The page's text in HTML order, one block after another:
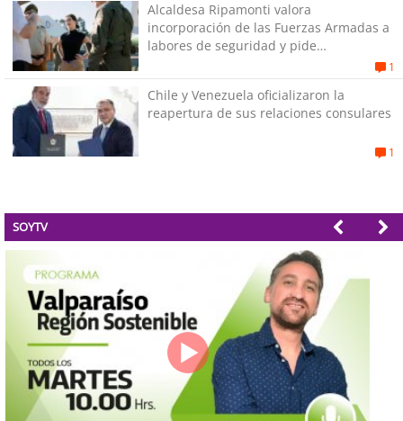
Alcaldesa Ripamonti valora
incorporación de las Fuerzas Armadas a
labores de seguridad y pide
1
Chile y Venezuela oficializaron la
reapertura de sus relaciones consulares
1
SOYTV